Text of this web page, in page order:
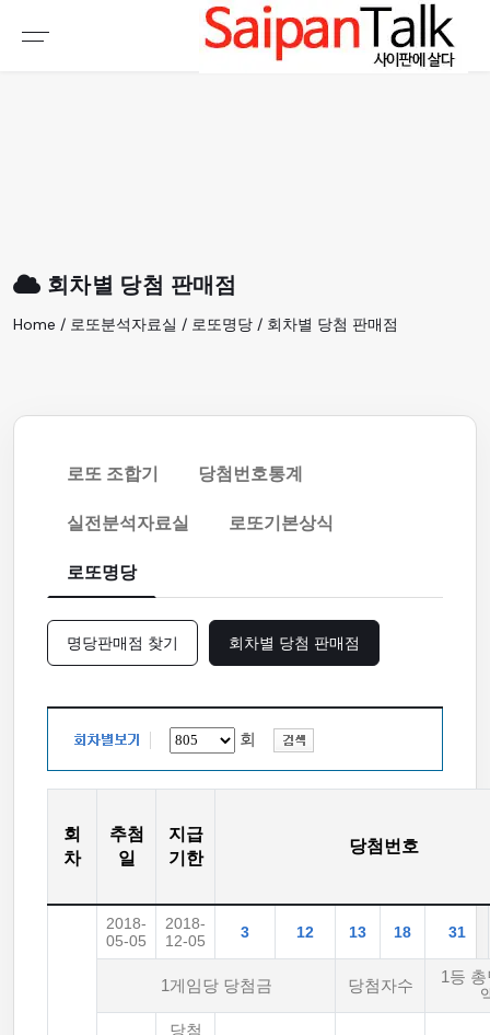
회차별 당첨 판매점
Home / 로또분석자료실 / 로또명당 / 회차별 당첨 판매점
로또 조합기
당첨번호통계
실전분석자료실
로또기본상식
로또명당
명당판매점 찾기 회차별 당첨 판매점
회
회
차
추첨
일
지급
기한
당첨번호
2018-
05-05
2018-
12-05
3 12 13 18 31
1게임당 당첨금 당첨자수
1등
당첨
여행정보
생활정보
갤러리 & 동영상